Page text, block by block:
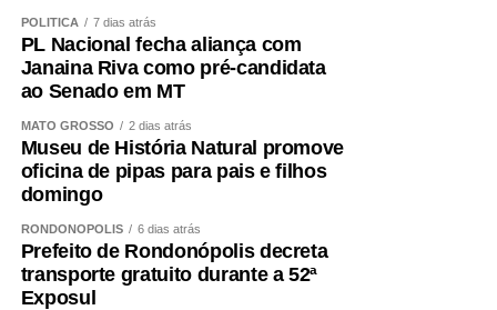
é prioridade e vamos continuar trabalhando para cuidar
da nossa população”, destacou.
Com a mobilização das equipes e a ampliação dos
pontos e horários de atendimento, o Vira Saúde segue
fortalecendo o acesso aos serviços do Sistema Único de
Saúde e contribuindo para reduzir o tempo de espera dos
pacientes.
POLÍTICA 7 dias atrás
PL Nacional fecha aliança com
Janaina Riva como pré-candidata
ao Senado em MT
MATO GROSSO 2 dias atrás
Museu de História Natural promove
oficina de pipas para pais e filhos
domingo
RONDONÓPOLIS 6 dias atrás
Prefeito de Rondonópolis decreta
transporte gratuito durante a 52ª
Exposul